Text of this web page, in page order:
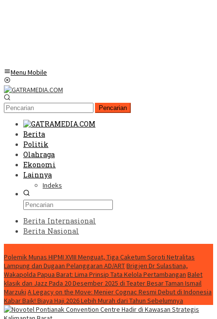
Menu Mobile
Pencarian
Berita
Politik
Olahraga
Ekonomi
Lainnya
Indeks
Berita Internasional
Berita Nasional
Polemik Munas HIPMI XVIII Menguat, Tiga Caketum Soroti Netralitas
Lampung dan Dugaan Pelanggaran AD/ARTBrigjen Dr Sulastiana,
Wakapolda Papua Barat: Lima Prinsip Tata Kelola Pertambangan Balet
klasik dan Jazz Pada 20 Desember 2025 di Teater Besar Taman Ismail
Marzuki A Legacy on the Move: Menier Cognac Resmi Debut di Indonesia
Kabar Baik! Biaya Haji 2026 Lebih Murah dari Tahun Sebelumnya